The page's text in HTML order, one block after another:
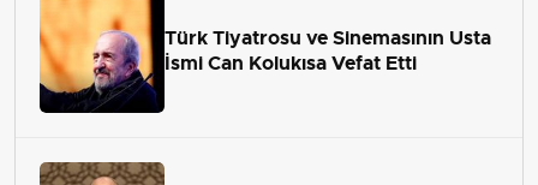
Türk Tiyatrosu ve Sinemasının Usta
İsmi Can Kolukısa Vefat Etti